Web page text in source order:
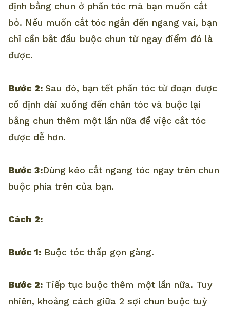
định bằng chun ở phần tóc mà bạn muốn cắt
bỏ. Nếu muốn cắt tóc ngắn đến ngang vai, bạn
chỉ cần bắt đầu buộc chun từ ngay điểm đó là
được.
Bước 2: Sau đó, bạn tết phần tóc từ đoạn được
cố định dài xuống đến chân tóc và buộc lại
bằng chun thêm một lần nữa để việc cắt tóc
được dễ hơn.
Bước 3:Dùng kéo cắt ngang tóc ngay trên chun
buộc phía trên của bạn.
Cách 2:
Bước 1: Buộc tóc thấp gọn gàng.
Bước 2: Tiếp tục buộc thêm một lần nữa. Tuy
nhiên, khoảng cách giữa 2 sợi chun buộc tuỳ